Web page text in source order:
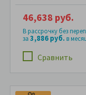
Сравнить
46,638 руб.
В рассрочку без
за 3,886 руб.в